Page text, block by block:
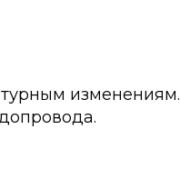
изменениям.